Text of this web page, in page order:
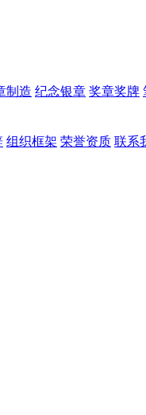
制造 纪念银章 奖章奖牌
组织框架 荣誉资质 联系